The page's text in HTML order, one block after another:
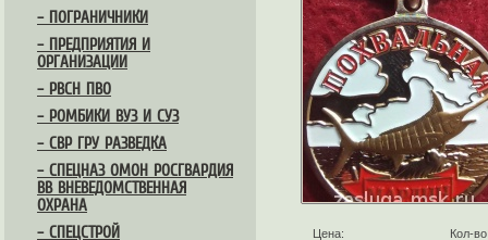
– ПОГРАНИЧНИКИ
– ПРЕДПРИЯТИЯ И
ОРГАНИЗАЦИИ
– РВСН ПВО
– РОМБИКИ ВУЗ И СУЗ
– СВР ГРУ РАЗВЕДКА
– СПЕЦНАЗ ОМОН РОСГВАРДИЯ
ВВ ВНЕВЕДОМСТВЕННАЯ
ОХРАНА
– СПЕЦСТРОЙ
Цена: Кол-